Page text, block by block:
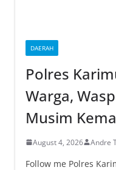
DAERAH
Polres
Warga,
Musim
August 4, 2026 Andre
Follow me Polres